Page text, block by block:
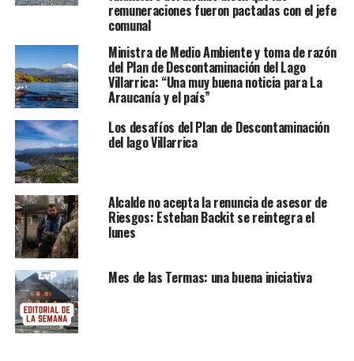
remuneraciones fueron pactadas con el jefe
comunal
Ministra de Medio Ambiente y toma de razón
del Plan de Descontaminación del Lago
Villarrica: “Una muy buena noticia para La
Araucanía y el país”
Los desafíos del Plan de Descontaminación
del lago Villarrica
Alcalde no acepta la renuncia de asesor de
Riesgos: Esteban Backit se reintegra el
lunes
Mes de las Termas: una buena iniciativa